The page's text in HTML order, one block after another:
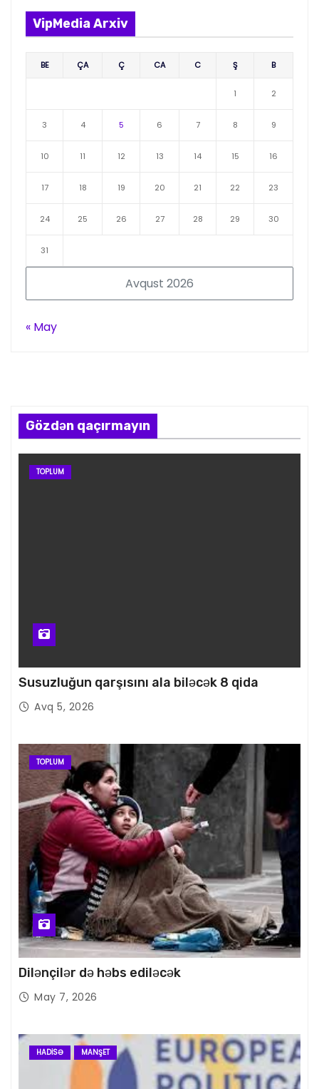
VipMedia Arxiv
Avqust 2026
BE ÇA Ç CA C Ş B
1 2
3 4 5 6 7 8 9
10 11 12 13 14 15 16
17 18 19 20 21 22 23
24 25 26 27 28 29 30
31
« May
Gözdən qaçırmayın
TOPLUM
Susuzluğun qarşısını ala biləcək 8 qida
Avq 5, 2026
TOPLUM
Dilənçilər də həbs ediləcək
May 7, 2026
HADISƏ MANŞET